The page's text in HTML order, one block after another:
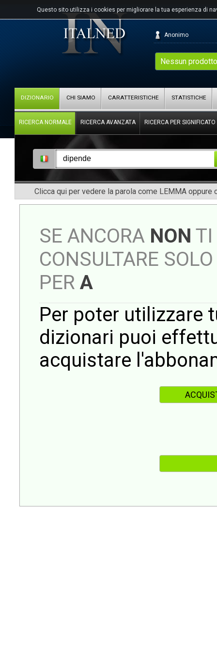
Questo sito utilizza i cookies per migliorare la tua esperienza di
Nessun
Anonimo
DIZIONARIO CHI SIAMO CARATTERISTICHE STATISTICHE
RICERCA NORMALE RICERCA AVANZATA RICERCA PER SIGNIFICATO
Clicca qui per vedere la parola come LEMMA oppure
SE ANCORA NON TI
CONSULTARE
PER A
Per poter utilizzare
dizionari puoi
acquistare